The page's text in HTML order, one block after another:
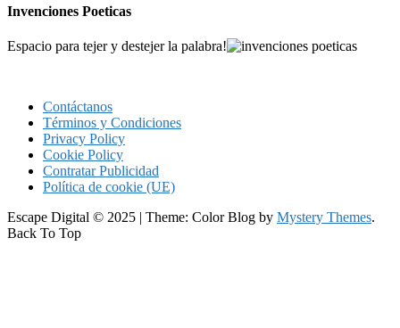
Invenciones Poeticas
Espacio para tejer y destejer la palabra!
Contáctanos
Términos y Condiciones
Privacy Policy
Cookie Policy
Contratar Publicidad
Política de cookie (UE)
Escape Digital © 2025 | Theme: Color Blog by Mystery Themes.
Back To Top